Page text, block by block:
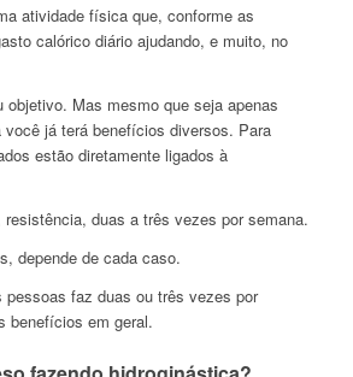
atividade física que, conforme as
calórico diário ajudando, e muito, no
objetivo. Mas mesmo que seja apenas
já terá benefícios diversos. Para
estão diretamente ligados à
resistência, duas a três vezes por semana.
depende de cada caso.
pessoas faz duas ou três vezes por
benefícios em geral.